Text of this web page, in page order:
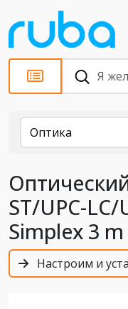
Каталог
Оптика
ST/UPC-LC/
Simplex 3 m
Настроим и